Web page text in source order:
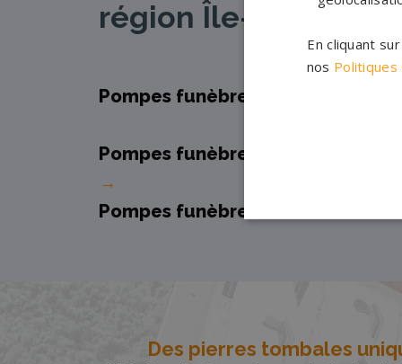
région Île-de-France
Pompes funèbres
Pompes funèbres
→
Pompes funèbres
Des pierres tombales
En cliquant
nos Politiques